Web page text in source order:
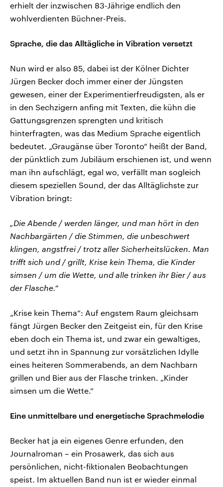
erhielt der inzwischen 83-Jährige endlich den
wohlverdienten Büchner-Preis.
Sprache, die das Alltägliche in Vibration versetzt
Nun wird er also 85, dabei ist der Kölner Dichter
Jürgen Becker doch immer einer der Jüngsten
gewesen, einer der Experimentierfreudigsten, als er
in den Sechzigern anfing mit Texten, die kühn die
Gattungsgrenzen sprengten und kritisch
hinterfragten, was das Medium Sprache eigentlich
bedeutet. „Graugänse über Toronto“ heißt der Band,
der pünktlich zum Jubiläum erschienen ist, und wenn
man ihn aufschlägt, egal wo, verfällt man sogleich
diesem speziellen Sound, der das Alltäglichste zur
Vibration bringt:
„Die Abende / werden länger, und man hört in den
Nachbargärten / die Stimmen, die unbeschwert
klingen, angstfrei / trotz aller Sicherheitslücken. Man
trifft sich und / grillt, Krise kein Thema, die Kinder
simsen / um die Wette, und alle trinken ihr Bier / aus
der Flasche.“
„Krise kein Thema“: Auf engstem Raum gleichsam
fängt Jürgen Becker den Zeitgeist ein, für den Krise
eben doch ein Thema ist, und zwar ein gewaltiges,
und setzt ihn in Spannung zur vorsätzlichen Idylle
eines heiteren Sommerabends, an dem Nachbarn
grillen und Bier aus der Flasche trinken. „Kinder
simsen um die Wette.“
Eine unmittelbare und energetische Sprachmelodie
Becker hat ja ein eigenes Genre erfunden, den
Journalroman – ein Prosawerk, das sich aus
persönlichen, nicht-fiktionalen Beobachtungen
speist. Im aktuellen Band nun ist er wieder einmal